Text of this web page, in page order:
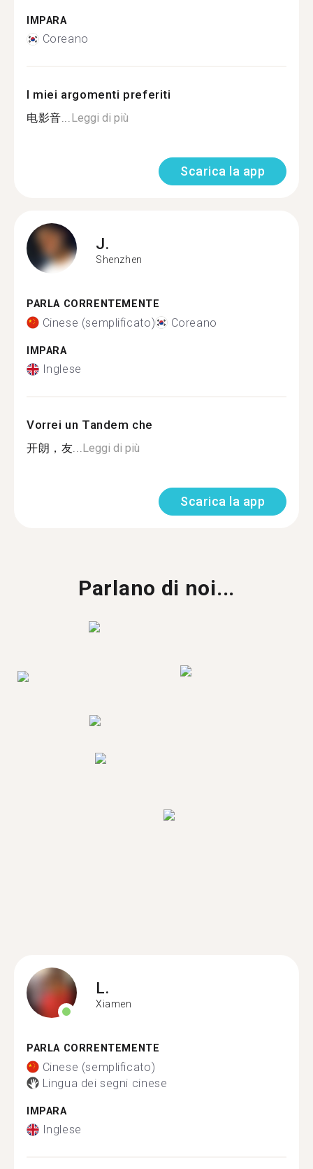
IMPARA
Coreano
I miei argomenti preferiti
电影音...Leggi di più
Scarica la app
J.
Shenzhen
PARLA CORRENTEMENTE
Cinese (semplificato) Coreano
IMPARA
Inglese
Vorrei un Tandem che
开朗，友...Leggi di più
Scarica la app
Parlano di noi...
L.
Xiamen
PARLA CORRENTEMENTE
Cinese (semplificato)
Lingua dei segni cinese
IMPARA
Inglese